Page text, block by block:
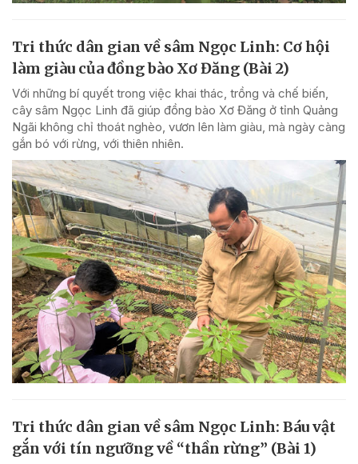
Tri thức dân gian về sâm Ngọc Linh: Cơ hội
làm giàu của đồng bào Xơ Đăng (Bài 2)
Với những bí quyết trong việc khai thác, trồng và chế biến,
cây sâm Ngọc Linh đã giúp đồng bào Xơ Đăng ở tỉnh Quảng
Ngãi không chỉ thoát nghèo, vươn lên làm giàu, mà ngày càng
gắn bó với rừng, với thiên nhiên.
Tri thức dân gian về sâm Ngọc Linh: Báu vật
gắn với tín ngưỡng về “thần rừng” (Bài 1)